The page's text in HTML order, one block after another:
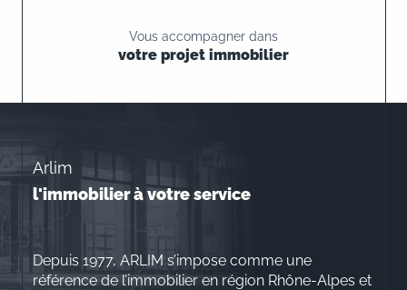
Vous accompagner dans
votre projet immobilier
Arlim
l'immobilier à votre service
Depuis 1977, ARLIM s’impose comme une
référence de l’immobilier en région Rhône-Alpes et